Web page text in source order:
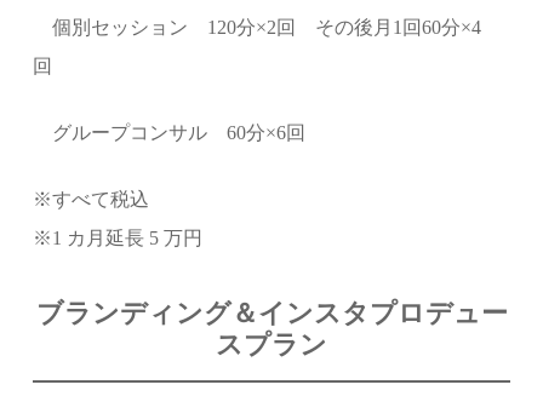
個別セッション 120分×2回 その後月1回60分×4
回
グループコンサル 60分×6回
※すべて税込
※1 カ月延長 5 万円
ブランディング＆インスタプロデュー
スプラン